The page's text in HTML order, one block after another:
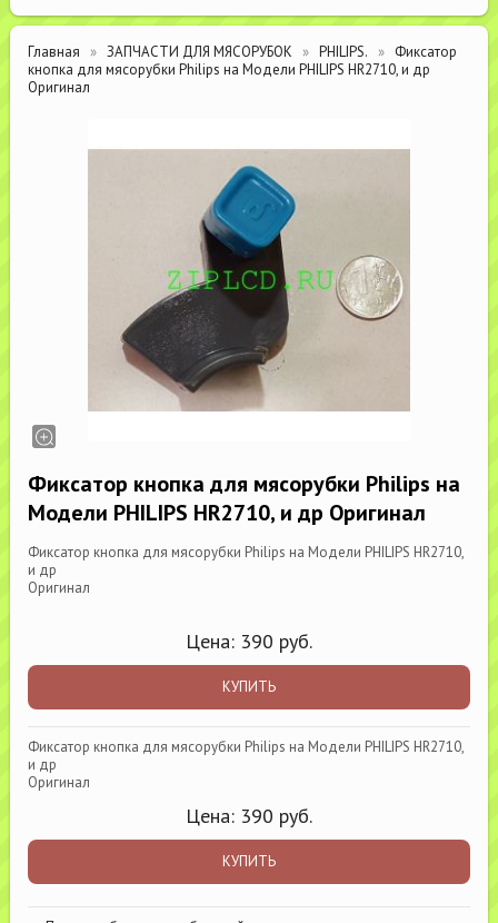
Главная ЗАПЧАСТИ ДЛЯ МЯСОРУБОК PHILIPS.
Фиксатор
кнопка для мясорубки Philips на Модели PHILIPS HR2710, и др
Оригинал
Фиксатор кнопка для мясорубки Philips на
Модели PHILIPS HR2710, и др Оригинал
Фиксатор кнопка для мясорубки Philips на Модели PHILIPS HR2710,
и др
Оригинал
Цена: 390 руб.
КУПИТЬ
Фиксатор кнопка для мясорубки Philips на Модели PHILIPS HR2710,
и др
Оригинал
Цена: 390 руб.
КУПИТЬ